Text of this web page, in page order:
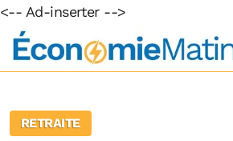
<-- Ad-inserter -->
RETRAITE